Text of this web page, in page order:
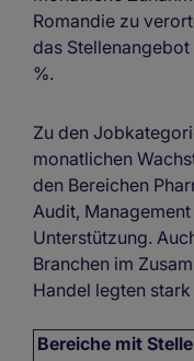
Romandie zu
das
%.
Zu den
monatlichen
den Bereichen
Audit,
Unterstützung.
Branchen im
Handel legten stark
Bereiche mit